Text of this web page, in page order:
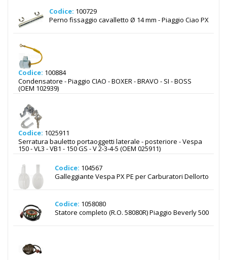
Codice: 100729
Perno fissaggio cavalletto Ø 14 mm - Piaggio Ciao PX
Codice: 100884
Condensatore - Piaggio CIAO - BOXER - BRAVO - SI - BOSS
(OEM 102939)
Codice: 1025911
Serratura bauletto portaoggetti laterale - posteriore - Vespa
150 - VL3 - VB1 - 150 GS - V 2-3-4-5 (OEM 025911)
Codice: 104567
Galleggiante Vespa PX PE per Carburatori Dellorto
Codice: 1058080
Statore completo (R.O. 58080R) Piaggio Beverly 500